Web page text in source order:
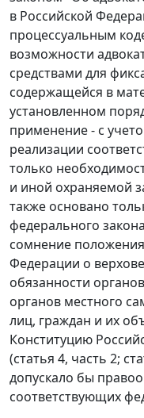
в Российской
процессуальным
возможности
средствами для
содержащейся в
установленном
применение - с
реализации
только
и иной охраняемой
также основано
федерального
сомнение
Федерации о
обязанности
органов местного
лиц, граждан и их
Конституцию
(статья 4, часть 2;
допускало бы
соответствующих